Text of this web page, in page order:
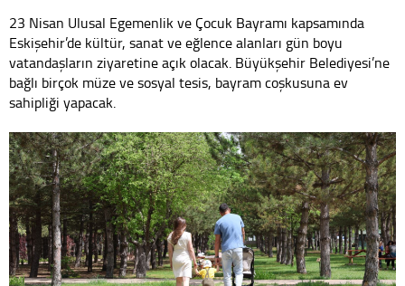
23 Nisan Ulusal Egemenlik ve Çocuk Bayramı kapsamında
Eskişehir’de kültür, sanat ve eğlence alanları gün boyu
vatandaşların ziyaretine açık olacak. Büyükşehir Belediyesi’ne
bağlı birçok müze ve sosyal tesis, bayram coşkusuna ev
sahipliği yapacak.